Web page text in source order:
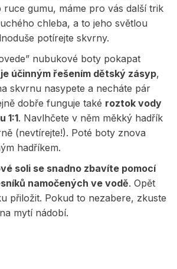
ruce gumu, máme pro vás další trik
chleba, a to jeho světlou
potírejte skvrny.
nubukové boty pokapat
účinným řešením dětský zásyp,
skvrnu nasypete a necháte pár
dobře funguje také roztok vody
1:1. Navlhčete v něm měkký hadřík
(nevtírejte!). Poté boty znova
hadříkem.
soli se snadno zbavíte pomocí
namočených ve vodě. Opět
přiložit. Pokud to nezabere, zkuste
mytí nádobí.